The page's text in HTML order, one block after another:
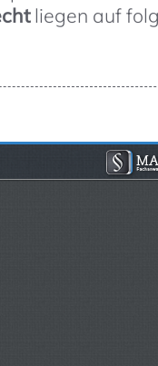
liegen auf